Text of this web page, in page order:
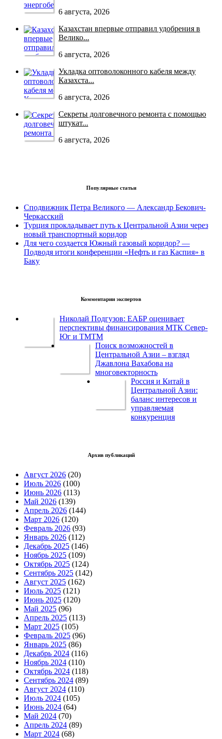
6 августа, 2026
Казахстан впервые отправил удобрения в
Велико...
6 августа, 2026
Укладка оптоволоконного кабеля между
Казахста...
6 августа, 2026
Секреты долговечного ремонта с помощью
штукат...
6 августа, 2026
Популярные статьи
Сподвижник Петра Великого — Александр Бекович-
Черкасский
Турция прокладывает путь к Центральной Азии через
новый транспортный коридор
Для чего создается Южный газовый коридор? —
Подводя итоги конференции «Нефть и газ Каспия» в
Баку
Комментарии экспертов
Николай Подгузов: ЕАБР оценивает
перспективы финансирования МТК Север-
Юг и ТМТМ
Поиск возможностей в
Центральной Азии – взгляд
Джавлона Вахабова на
многовекторность
Россия и Китай в
Центральной Азии:
баланс интересов и
управляемая
конкуренция
Архив публикаций
Август 2026 (20)
Июль 2026 (100)
Июнь 2026 (113)
Май 2026 (139)
Апрель 2026 (144)
Март 2026 (120)
Февраль 2026 (93)
Январь 2026 (112)
Декабрь 2025 (146)
Ноябрь 2025 (109)
Октябрь 2025 (124)
Сентябрь 2025 (142)
Август 2025 (162)
Июль 2025 (121)
Июнь 2025 (120)
Май 2025 (96)
Апрель 2025 (113)
Март 2025 (105)
Февраль 2025 (96)
Январь 2025 (86)
Декабрь 2024 (116)
Ноябрь 2024 (110)
Октябрь 2024 (118)
Сентябрь 2024 (89)
Август 2024 (110)
Июль 2024 (105)
Июнь 2024 (64)
Май 2024 (70)
Апрель 2024 (89)
Март 2024 (68)